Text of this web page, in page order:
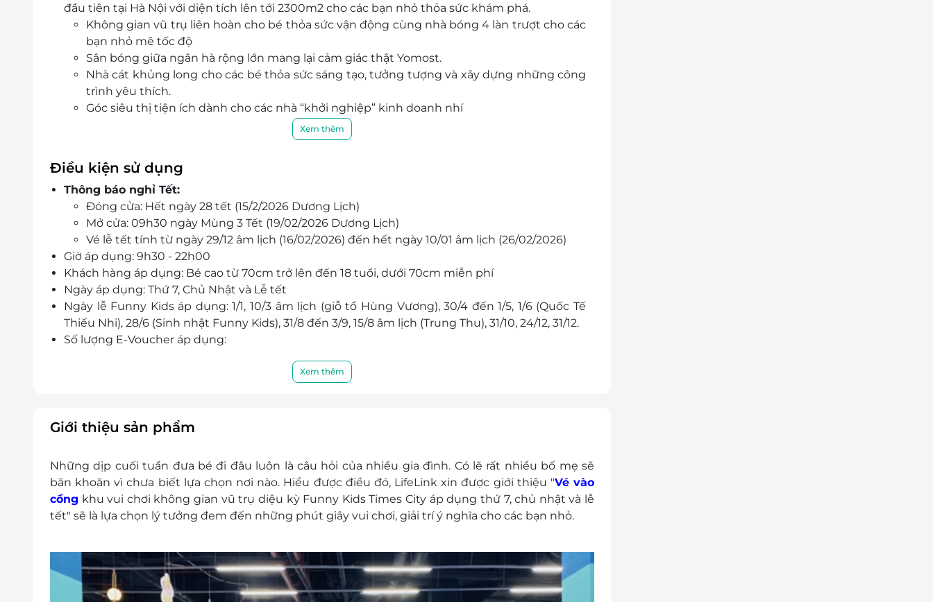
đầu tiên tại Hà Nội với diện tích lên tới 2300m2 cho các bạn nhỏ thỏa sức khám phá.
Không gian vũ trụ liên hoàn cho bé thỏa sức vận động cùng nhà bóng 4 làn trượt cho các
bạn nhỏ mê tốc độ
Sân bóng giữa ngân hà rộng lớn mang lại cảm giác thật Yomost.
Nhà cát khủng long cho các bé thỏa sức sáng tạo, tưởng tượng và xây dựng những công
trình yêu thích.
Góc siêu thị tiện ích dành cho các nhà “khởi nghiệp” kinh doanh nhí
Cuộc đua bật nhảy kích thích tăng chiều cao các bạn nhỏ đam mê không lối về
Với đội ngũ nhân viên chuyên nghiệp, chu đáo, nhiệt tình cùng chất lượng dịch vụ đẳng
Xem thêm
Điều kiện sử dụng
Thông báo nghỉ Tết:
Đóng cửa: Hết ngày 28 tết (15/2/2026 Dương Lịch)
Mở cửa: 09h30 ngày Mùng 3 Tết (19/02/2026 Dương Lịch)
Vé lễ tết tính từ ngày 29/12 âm lịch (16/02/2026) đến hết ngày 10/01 âm lịch (26/02/2026)
Giờ áp dụng: 9h30 - 22h00
Khách hàng áp dụng: Bé cao từ 70cm trở lên đến 18 tuổi, dưới 70cm miễn phí
Ngày áp dụng: Thứ 7, Chủ Nhật và Lễ tết
Ngày lễ Funny Kids áp dụng: 1/1, 10/3 âm lịch (giỗ tổ Hùng Vương), 30/4 đến 1/5, 1/6 (Quốc Tế
Thiếu Nhi), 28/6 (Sinh nhật Funny Kids), 31/8 đến 3/9, 15/8 âm lịch (Trung Thu), 31/10, 24/12, 31/12.
Số lượng E-Voucher áp dụng:
Gía vé chưa bao gồm tiền ăn uống tại khu vui chơi Không gian Vũ Trụ Diệu Kỳ Timecity
Khách hàng vui lòng liên hệ trước qua số điện thoại để được phục vụ tốt nhất:
Địa chỉ: TL-35-B1 TTTM Vincom Mega Mall Times City, 458 Minh Khai, phường Vĩnh Tuy, Hai
Bà Trưng, Hà Nội.
E-Voucher/E-Coupon không có giá trị quy đổi thành tiền mặt, không trả lại tiền thừa
Không áp dụng đồng thời với chương trình khuyến mại khác.
Xem thêm
Giới thiệu sản phẩm
Những dịp cuối tuần đưa bé đi đâu luôn là câu hỏi của nhiều gia đình. Có lẽ rất nhiều bố mẹ sẽ
băn khoăn vì chưa biết lựa chọn nơi nào. Hiểu được điều đó, LifeLink xin được giới thiệu "Vé vào
cổng khu vui chơi không gian vũ trụ diệu kỳ Funny Kids Times City áp dụng thứ 7, chủ nhật và lễ
tết" sẽ là lựa chọn lý tưởng đem đến những phút giây vui chơi, giải trí ý nghĩa cho các bạn nhỏ.